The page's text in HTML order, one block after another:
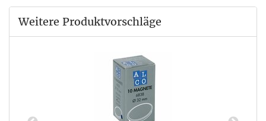
Weitere Produktvorschläge